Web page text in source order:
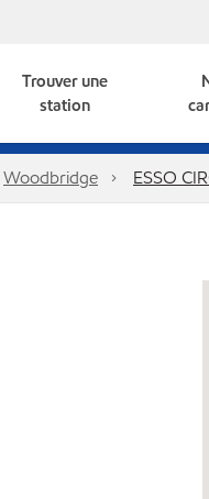
Trouver une
station
Woodbridge ESSO